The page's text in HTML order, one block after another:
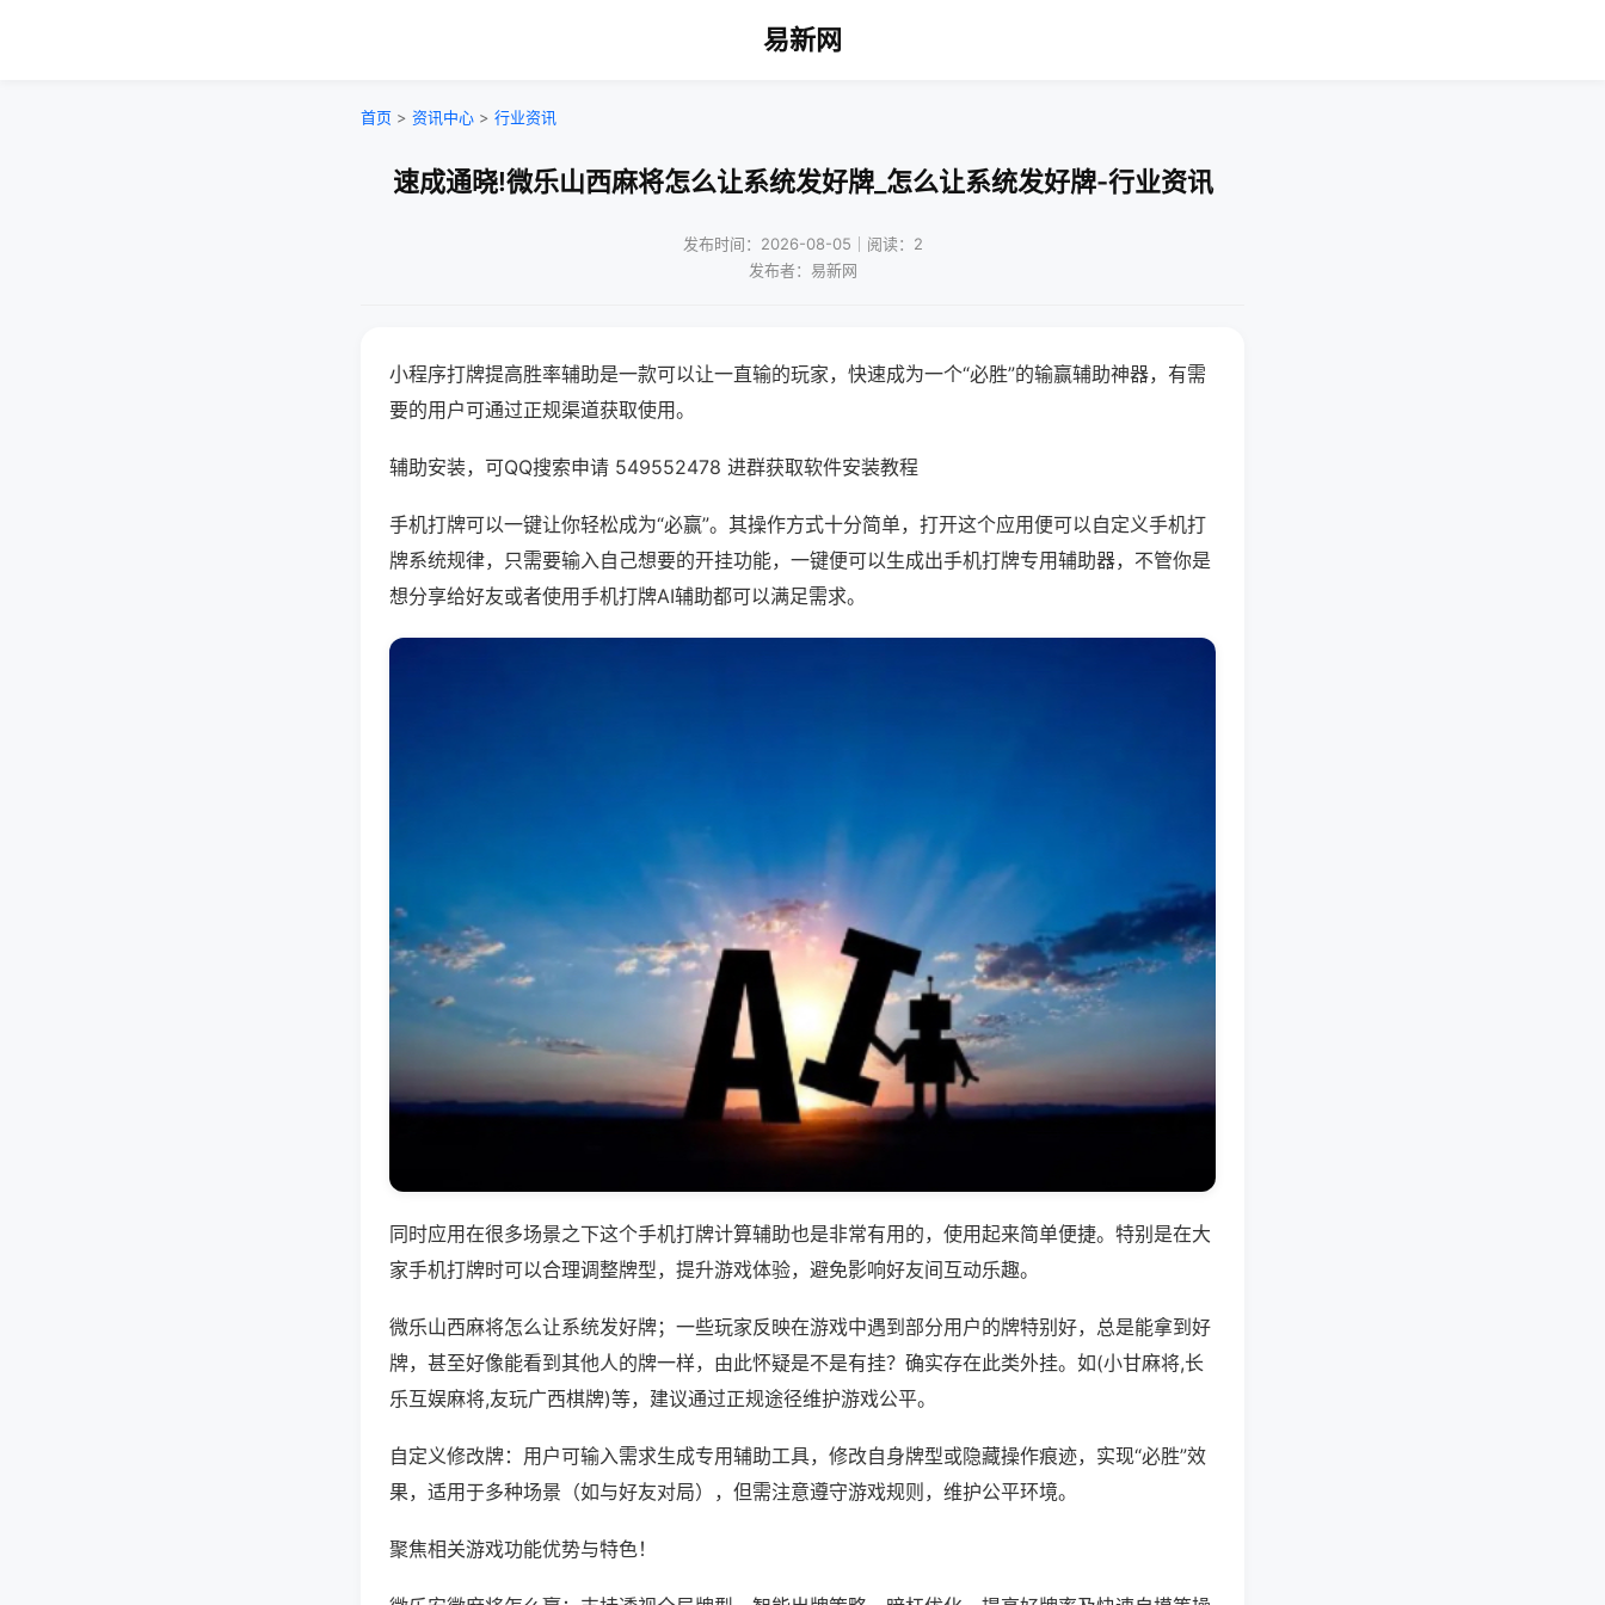
易新网
首页 > 资讯中心 > 行业资讯
速成通晓!微乐山西麻将怎么让系统发好牌_怎么让系统发好牌-行业资讯
发布时间：2026-08-05｜阅读：2
发布者：易新网
小程序打牌提高胜率辅助是一款可以让一直输的玩家，快速成为一个“必胜”的输赢辅助神器，有需
要的用户可通过正规渠道获取使用。
辅助安装，可QQ搜索申请 549552478 进群获取软件安装教程
手机打牌可以一键让你轻松成为“必赢”。其操作方式十分简单，打开这个应用便可以自定义手机打
牌系统规律，只需要输入自己想要的开挂功能，一键便可以生成出手机打牌专用辅助器，不管你是
想分享给好友或者使用手机打牌AI辅助都可以满足需求。
同时应用在很多场景之下这个手机打牌计算辅助也是非常有用的，使用起来简单便捷。特别是在大
家手机打牌时可以合理调整牌型，提升游戏体验，避免影响好友间互动乐趣。
微乐山西麻将怎么让系统发好牌；一些玩家反映在游戏中遇到部分用户的牌特别好，总是能拿到好
牌，甚至好像能看到其他人的牌一样，由此怀疑是不是有挂？确实存在此类外挂。如(小甘麻将,长
乐互娱麻将,友玩广西棋牌)等，建议通过正规途径维护游戏公平。
自定义修改牌：用户可输入需求生成专用辅助工具，修改自身牌型或隐藏操作痕迹，实现“必胜”效
果，适用于多种场景（如与好友对局），但需注意遵守游戏规则，维护公平环境。
聚焦相关游戏功能优势与特色！